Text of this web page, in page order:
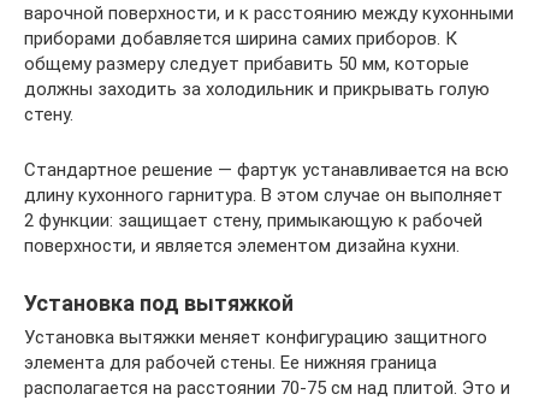
варочной поверхности, и к расстоянию между кухонными
приборами добавляется ширина самих приборов. К
общему размеру следует прибавить 50 мм, которые
должны заходить за холодильник и прикрывать голую
стену.
Стандартное решение — фартук устанавливается на всю
длину кухонного гарнитура. В этом случае он выполняет
2 функции: защищает стену, примыкающую к рабочей
поверхности, и является элементом дизайна кухни.
Установка под вытяжкой
Установка вытяжки меняет конфигурацию защитного
элемента для рабочей стены. Ее нижняя граница
располагается на расстоянии 70-75 см над плитой. Это и